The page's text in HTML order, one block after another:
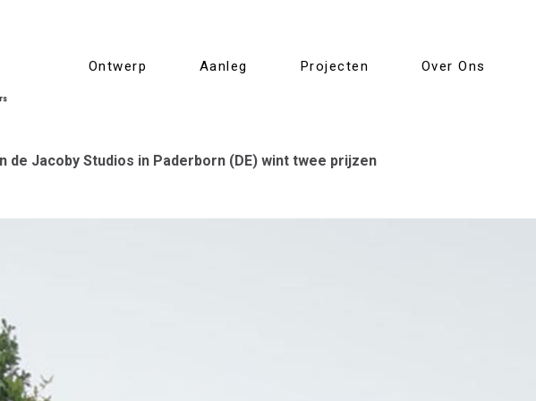
Ontwerp Aanleg Projecten Over Ons
de Jacoby Studios in Paderborn (DE) wint twee prijzen